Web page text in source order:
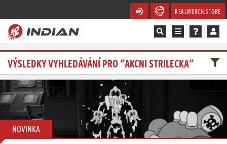
REALMERCH.STORE
Magazín
Recenze
Videa
Soutěže
VÝSLEDKY VYHLEDÁVÁNÍ PRO "AKCNI STRILECKA"
NOVINKA